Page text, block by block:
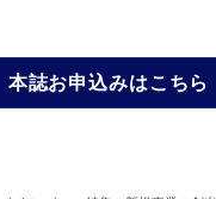
本誌お申込みはこちら